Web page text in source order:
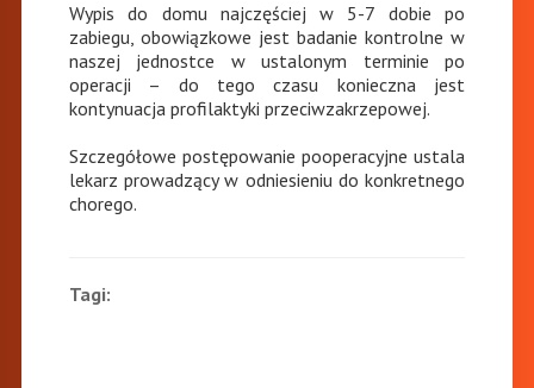
Wypis do domu najczęściej w 5-7 dobie po
zabiegu, obowiązkowe jest badanie kontrolne w
naszej jednostce w ustalonym terminie po
operacji – do tego czasu konieczna jest
kontynuacja profilaktyki przeciwzakrzepowej.
Szczegółowe postępowanie pooperacyjne ustala
lekarz prowadzący w odniesieniu do konkretnego
chorego.
Tagi: